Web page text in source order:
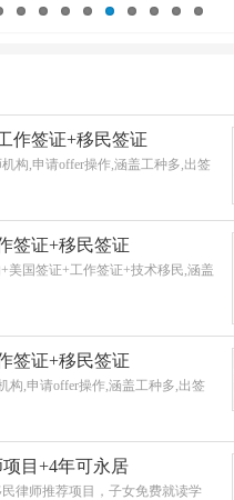
作签证+移民签证
构,申请offer操作,涵盖工种多,出签
签证+移民签证
美国签证+工作签证+技术移民,涵盖
签证+移民签证
构,申请offer操作,涵盖工种多,出签
目+4年可永居
律师推荐项目，子女免费就读学